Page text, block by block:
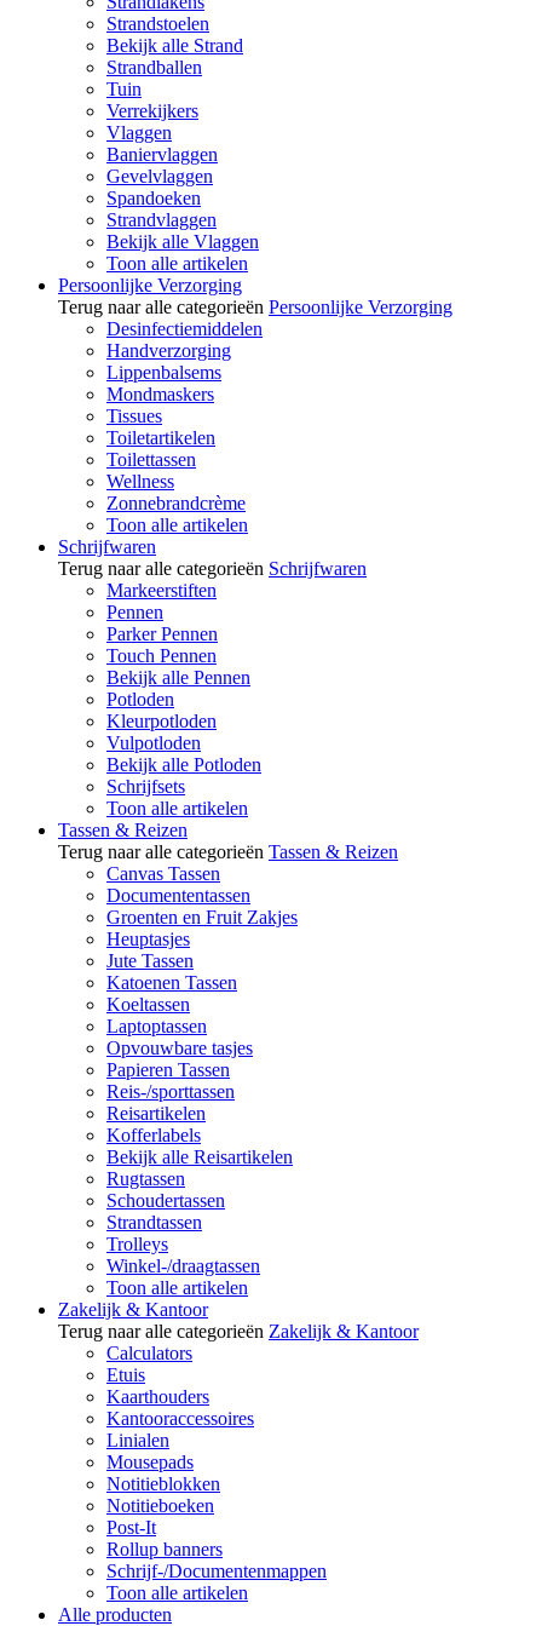
Strandstoelen
Bekijk alle Strand
Strandballen
Tuin
Verrekijkers
Vlaggen
Baniervlaggen
Gevelvlaggen
Spandoeken
Strandvlaggen
Bekijk alle Vlaggen
Toon alle artikelen
Persoonlijke Verzorging
Terug naar alle categorieën Persoonlijke Verzorging
Desinfectiemiddelen
Handverzorging
Lippenbalsems
Mondmaskers
Tissues
Toiletartikelen
Toilettassen
Wellness
Zonnebrandcrème
Toon alle artikelen
Schrijfwaren
Terug naar alle categorieën Schrijfwaren
Markeerstiften
Pennen
Parker Pennen
Touch Pennen
Bekijk alle Pennen
Potloden
Kleurpotloden
Vulpotloden
Bekijk alle Potloden
Schrijfsets
Toon alle artikelen
Tassen & Reizen
Terug naar alle categorieën Tassen & Reizen
Canvas Tassen
Documententassen
Groenten en Fruit Zakjes
Heuptasjes
Jute Tassen
Katoenen Tassen
Koeltassen
Laptoptassen
Opvouwbare tasjes
Papieren Tassen
Reis-/sporttassen
Reisartikelen
Kofferlabels
Bekijk alle Reisartikelen
Rugtassen
Schoudertassen
Strandtassen
Trolleys
Winkel-/draagtassen
Toon alle artikelen
Zakelijk & Kantoor
Terug naar alle categorieën Zakelijk & Kantoor
Calculators
Etuis
Kaarthouders
Kantooraccessoires
Linialen
Mousepads
Notitieblokken
Notitieboeken
Post-It
Rollup banners
Schrijf-/Documentenmappen
Toon alle artikelen
Alle producten